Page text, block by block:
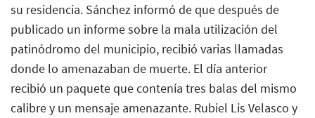
su residencia. Sánchez informó de que después de
publicado un informe sobre la mala utilización del
patinódromo del municipio, recibió varias llamadas
donde lo amenazaban de muerte. El día anterior
recibió un paquete que contenía tres balas del mismo
calibre y un mensaje amenazante. Rubiel Lis Velasco y